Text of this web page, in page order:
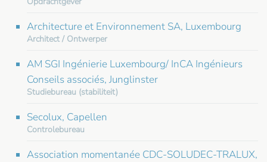
Architecture et Environnement SA, Luxembourg
Architect / Ontwerper
AM SGI Ingénierie Luxembourg/ InCA Ingénieurs
Conseils associés, Junglinster
Studiebureau (stabiliteit)
Secolux, Capellen
Controlebureau
Association momentanée CDC-SOLUDEC-TRALUX,